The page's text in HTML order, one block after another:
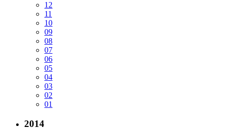
12
11
10
09
08
07
06
05
04
03
02
01
2014